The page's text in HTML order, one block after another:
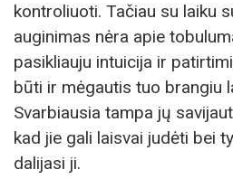
kontroliuoti. Tačiau su laiku
auginimas nėra apie
pasikliauju intuicija ir
būti ir mėgautis tuo brangiu
Svarbiausia tampa jų
kad jie gali laisvai judėti bei
dalijasi ji.